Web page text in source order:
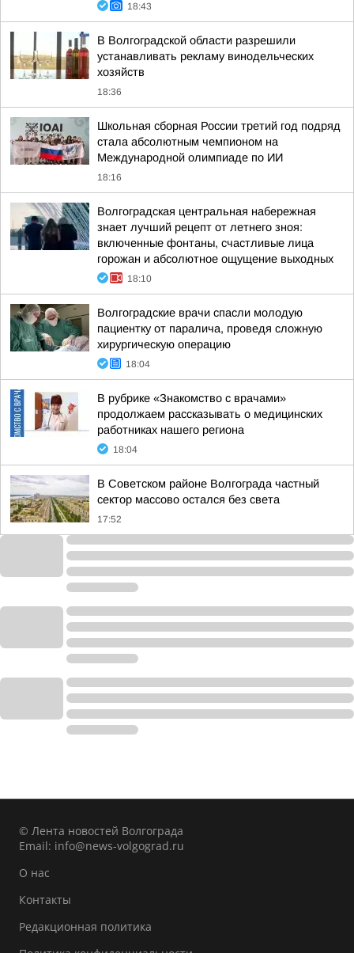
18:43
В Волгоградской области разрешили
устанавливать рекламу винодельческих
хозяйств
18:36
Школьная сборная России третий год подряд
стала абсолютным чемпионом на
Международной олимпиаде по ИИ
18:16
Волгоградская центральная набережная
знает лучший рецепт от летнего зноя:
включенные фонтаны, счастливые лица
горожан и абсолютное ощущение выходных
18:10
Волгоградские врачи спасли молодую
пациентку от паралича, проведя сложную
хирургическую операцию
18:04
В рубрике «Знакомство с врачами»
продолжаем рассказывать о медицинских
работниках нашего региона
18:04
В Советском районе Волгограда частный
сектор массово остался без света
17:52
© Лента новостей Волгограда
Email: info@news-volgograd.ru
О нас
Контакты
Редакционная политика